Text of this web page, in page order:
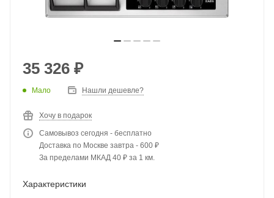
35 326 ₽
Мало Нашли дешевле?
Хочу в подарок
Самовывоз сегодня - бесплатно
Доставка по Москве завтра - 600 ₽
За пределами МКАД 40 ₽ за 1 км.
Характеристики